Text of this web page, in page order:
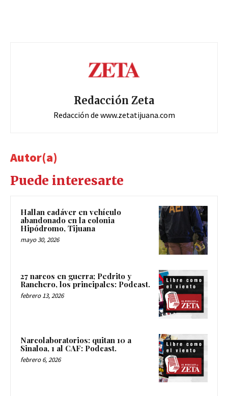
Redacción Zeta
Redacción de www.zetatijuana.com
Autor(a)
Puede interesarte
Hallan cadáver en vehículo
abandonado en la colonia
Hipódromo, Tijuana
mayo 30, 2026
27 narcos en guerra; Pedrito y
Ranchero, los principales: Podcast.
febrero 13, 2026
Narcolaboratorios: quitan 10 a
Sinaloa, 1 al CAF: Podcast.
febrero 6, 2026